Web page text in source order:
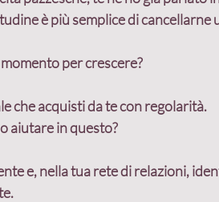
è più semplice di cancellarne
per crescere?
che acquisti da te con regolarità.
aiutare in questo?
e, nella tua rete di relazioni,